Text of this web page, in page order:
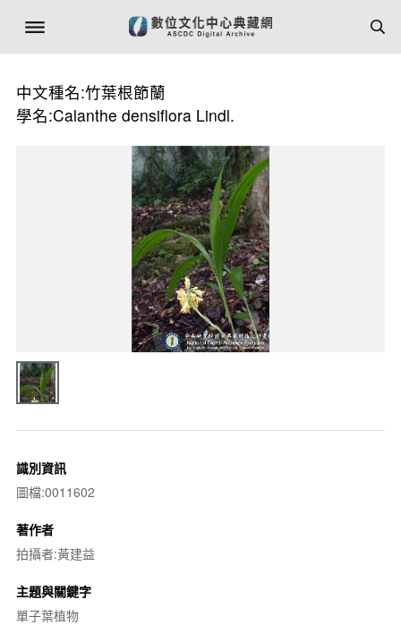
中文種名:竹葉根節蘭
學名:Calanthe densiflora Lindl.
識別資訊
圖檔:0011602
著作者
拍攝者:黃建益
主題與關鍵字
單子葉植物